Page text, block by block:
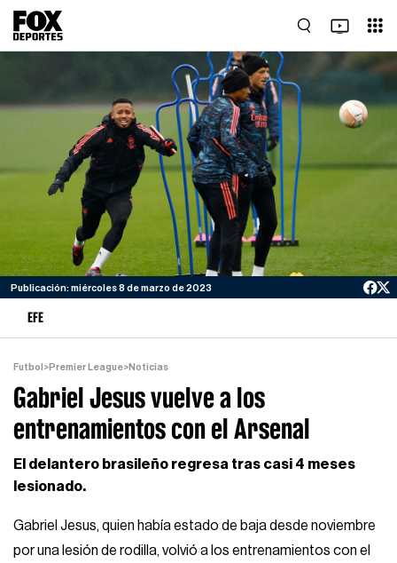
Publicación: miércoles 8 de marzo de 2023
EFE
Futbol >Premier League>Noticias
Gabriel Jesus vuelve a los
entrenamientos con el Arsenal
El delantero brasileño regresa tras casi 4 meses
lesionado.
Gabriel Jesus, quien había estado de baja desde noviembre
por una lesión de rodilla, volvió a los entrenamientos con el